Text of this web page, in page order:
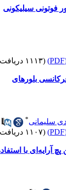
سیلیکونی
(۱۱۱۳ دریافت)
بلورهای
سلیمانی
(۱۱۰۷ دریافت)
آرایه‌ای با استفاده